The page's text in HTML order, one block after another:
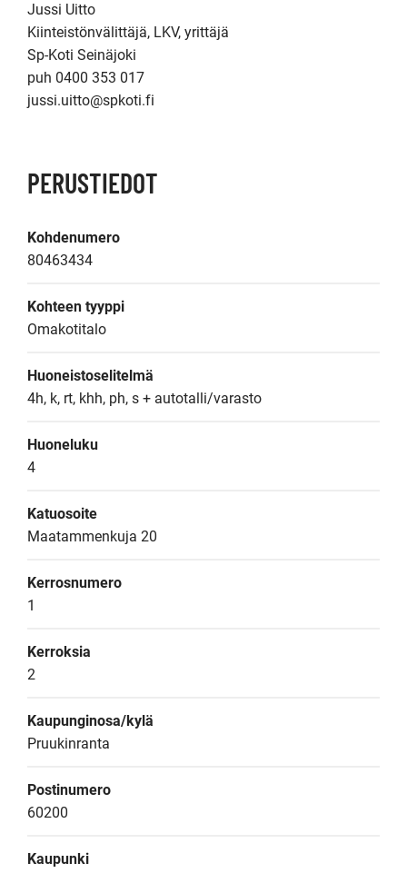
Jussi Uitto
Kiinteistönvälittäjä, LKV, yrittäjä
Sp-Koti Seinäjoki
puh 0400 353 017
jussi.uitto@spkoti.fi
PERUSTIEDOT
Kohdenumero
80463434
Kohteen tyyppi
Omakotitalo
Huoneistoselitelmä
4h, k, rt, khh, ph, s + autotalli/varasto
Huoneluku
4
Katuosoite
Maatammenkuja 20
Kerrosnumero
1
Kerroksia
2
Kaupunginosa/kylä
Pruukinranta
Postinumero
60200
Kaupunki